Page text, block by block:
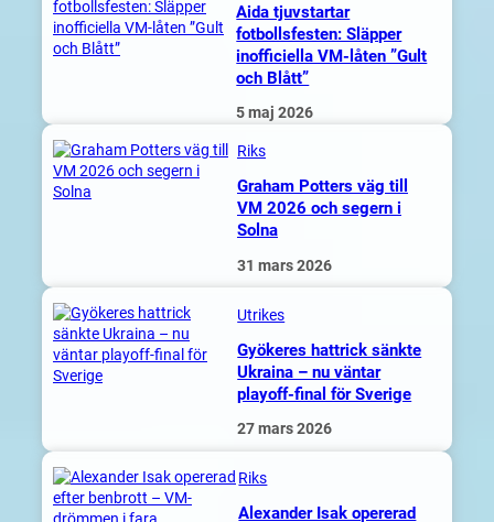
Aida tjuvstartar
fotbollsfesten: Släpper
inofficiella VM-låten ”Gult
och Blått”
5 maj 2026
Riks
Graham Potters väg till
VM 2026 och segern i
Solna
31 mars 2026
Utrikes
Gyökeres hattrick sänkte
Ukraina – nu väntar
playoff-final för Sverige
27 mars 2026
Riks
Alexander Isak opererad